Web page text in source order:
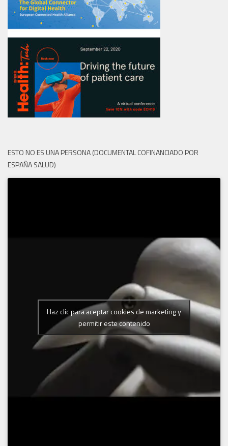
ESTO NO ES UNA PERSONA (DOCUMENTAL COFINANCIADO POR
ESPAÑA SALUD)
Haz clic para aceptar cookies de marketing y
permitir este contenido